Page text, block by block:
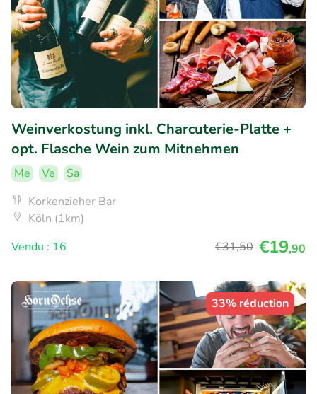
Weinverkostung inkl. Charcuterie-Platte +
opt. Flasche Wein zum Mitnehmen
Me Ve
Sa
Korkenzieher Bar
Köln (1km)
Vendu : 16
€31,50 €19,90
33% réduction